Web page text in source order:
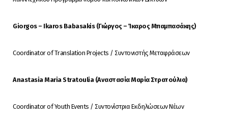
Giorgos – Ikaros Babasakis (Γιώργος – Ίκαρος Μπαμπασάκης)
Coordinator of Translation Projects / Συντονιστής Μεταφράσεων
AnastasiaMariaStratoulia(Αναστασία Μαρία Στρατούλια)
Coordinator of Youth Events / Συντονίστρια Εκδηλώσεων Νέων